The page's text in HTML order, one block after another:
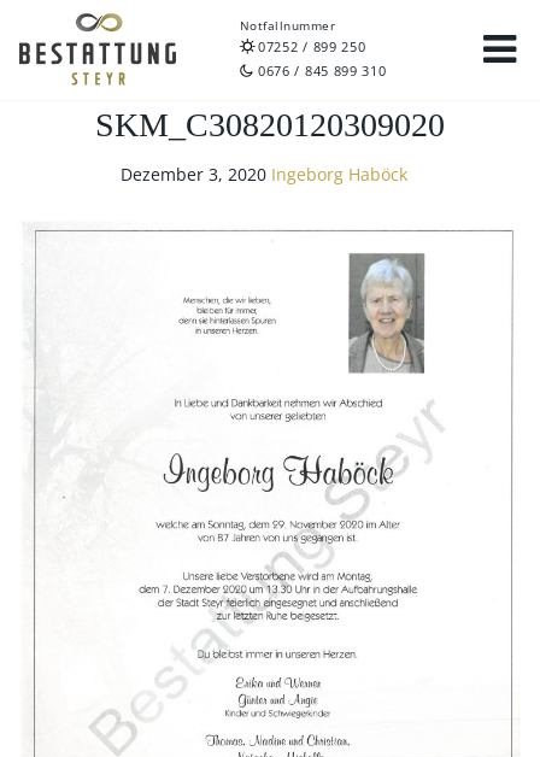
Notfallnummer
07252 / 899 250
0676 / 845 899 310
SKM_C30820120309020
Dezember 3, 2020 Ingeborg Haböck